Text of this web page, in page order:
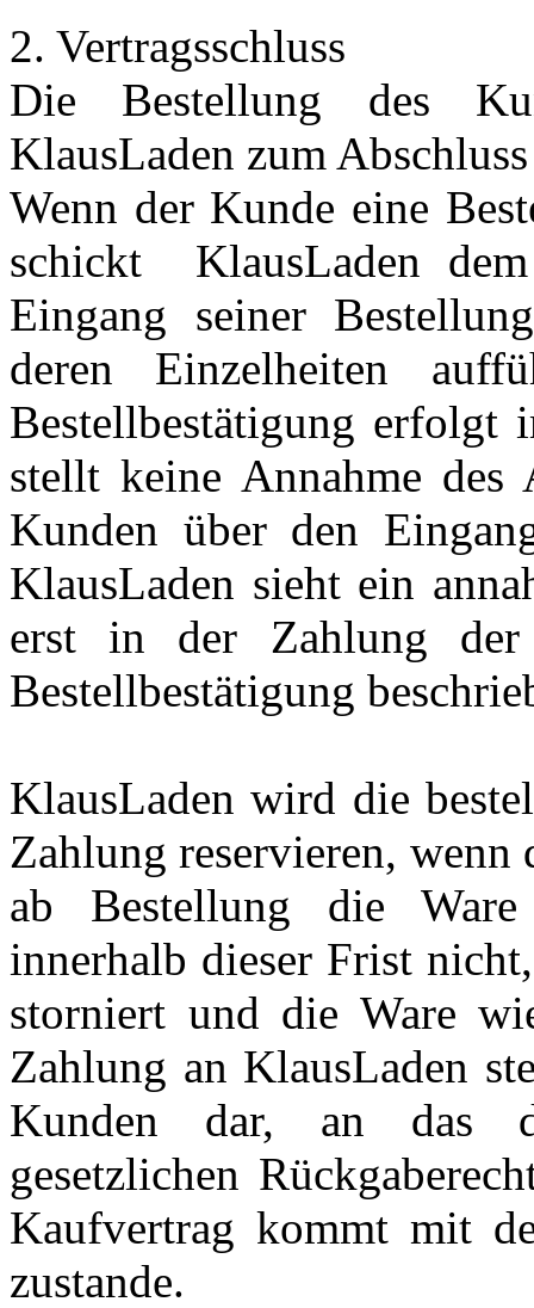
2. Vertragsschluss
Die Bestellung des
KlausLaden zum
Wenn der Kunde eine
schickt KlausLaden
Eingang seiner
deren Einzelheiten
Bestellbestätigung erfolgt
stellt keine Annahme des
Kunden über den
KlausLaden sieht ein
erst in der Zahlung
Bestellbestätigung
KlausLaden wird die
Zahlung reservieren,
ab Bestellung die
innerhalb dieser Frist
storniert und die Ware
Zahlung an KlausLaden
Kunden dar, an das
gesetzlichen
Kaufvertrag kommt mit
zustande.